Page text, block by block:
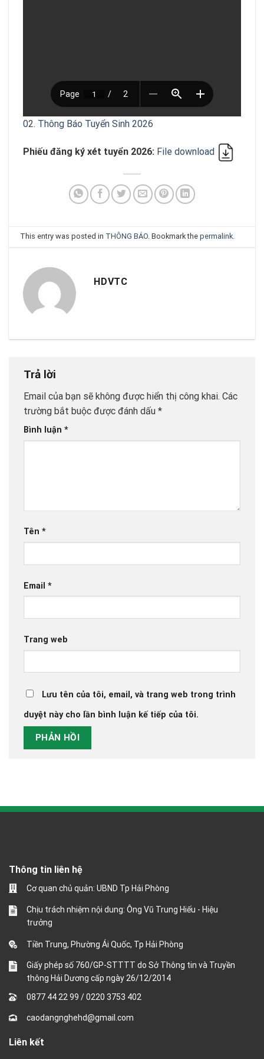
02. Thông Báo Tuyển Sinh 2026
Phiếu đăng ký xét tuyển 2026: File download
This entry was posted in THÔNG BÁO . Bookmark thepermalink
HDVTC
Trả lời
Email của bạn sẽ không được hiển thị công khai. Các
trường bắt buộc được đánh dấu *
Bình luận *
Tên *
Email *
Trang web
Lưu tên của tôi, email, và trang web trong trình
duyệt này cho lần bình luận kế tiếp của tôi.
Thông tin liên hệ
Cơ quan chủ quản: UBND Tp Hải Phòng
Chịu trách nhiệm nội dung: Ông Vũ Trung Hiếu - Hiệu
trưởng
Tiền Trung, Phường Ái Quốc, Tp Hải Phòng
Giấy phép số 760/GP-STTTT do Sở Thông tin và Truyền
thông Hải Dương cấp ngày 26/12/2014
0877 44 22 99 /0220 3753 402
caodangnghehd@gmail.com
Liên kết